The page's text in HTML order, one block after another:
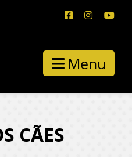
Menu
CÃES